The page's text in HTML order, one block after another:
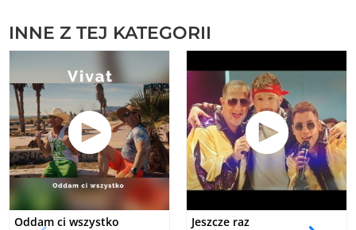
INNE Z TEJ KATEGORII
Oddam ci wszystko Jeszcze raz